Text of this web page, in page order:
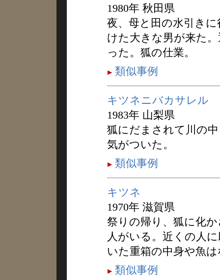
1980年 秋田県
夜、母と田の水引き
けた大きな男が来た
った。狐の仕業。
類似事例
キツネニバカサレル
1983年 山梨県
狐にだまされて川の
気がついた。
類似事例
キツネ
1970年 滋賀県
祭りの帰り、狐に化
人がいる。近くの人
いた重箱の中身や魚
類似事例